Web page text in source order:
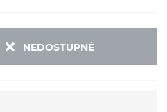
NEDOSTUPNÉ